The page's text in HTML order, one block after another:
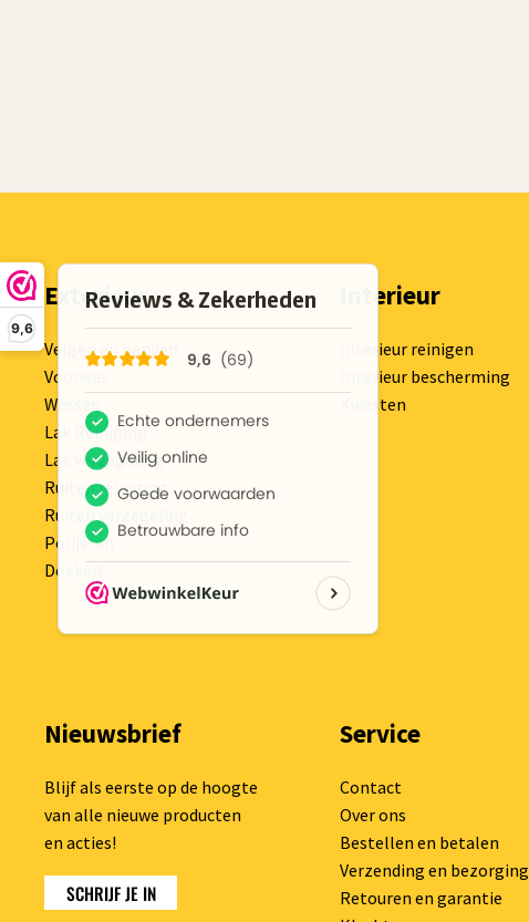
9,6
Exterieur
Velgen en banden
Voorwas
Wassen
Lak Reiniging
Lak verzegeling
Ruiten reiniging
Ruiten verzegeling
Polijsten
Doeken
Interieur
Interieur reinigen
Interieur bescherming
Kwasten
Nieuwsbrief
Blijf als eerste op de hoogte
van alle nieuwe producten
en acties!
SCHRIJF JE IN
Service
Contact
Over ons
Bestellen en betalen
Verzending en bezorging
Retouren en garantie